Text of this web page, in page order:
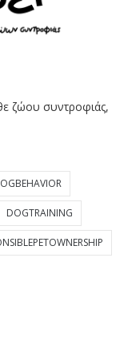
ζώου συντροφιάς,
DOGTRAINING